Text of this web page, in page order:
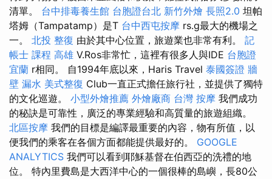
清單。 台中排毒養生館 台胞證台北 新竹外燴 長照2.0 坦帕
塔姆（Tampatamp）是T 台中西屯按摩 rs.g最大的機場之
一。 北投 整復 由於其中心位置，旅遊業也非常有利。 記
帳士 課程 高雄 V.Ros非常忙，這裡有很多人與IDE 台胞證
宜蘭 r相同。 自1994年底以來，Haris Travel 泰國簽證 牆
壁 漏水 美式整復 Club一直正式擔任旅行社，並提供了獨特
的文化巡遊。 小型外燴推薦 外燴廠商 台灣 按摩 我們成功
的秘訣是可靠性，廣泛的專業經驗和高質量的旅遊組織。
北區按摩 我們的目標是編譯最重要的內容，物有所值，以
便我們的乘客在各個方面都能提供最好的。 GOOGLE
ANALYTICS 我們可以看到耶穌基督在伯西亞的洗禮的地
位。 特內里費島是大西洋中心的一個很棒的島嶼，長80公